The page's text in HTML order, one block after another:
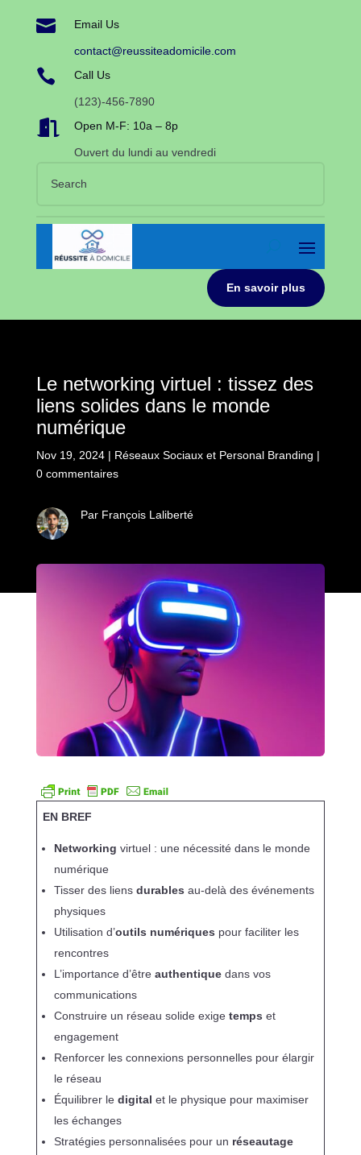
 Email Us
contact@reussiteadomicile.com
 Call Us
(123)-456-7890
 Open M-F: 10a – 8p
Ouvert du lundi au vendredi
En savoir plus
Le networking virtuel : tissez des
liens solides dans le monde
numérique
Nov 19, 2024| Réseaux Sociaux et Personal Branding |
0 commentaires
Par François Laliberté
EN BREF
Networking virtuel : une nécessité dans le monde
numérique
Tisser des liens durables au-delà des événements
physiques
Utilisation d’outils numériques pour faciliter les
rencontres
L’importance d’être authentiquedans vos
communications
Construire un réseau solide exige temps et
engagement
Renforcer les connexions personnelles pour élargir
le réseau
Équilibrer le digital et le physique pour maximiser
les échanges
Stratégies personnalisées pour un réseautage